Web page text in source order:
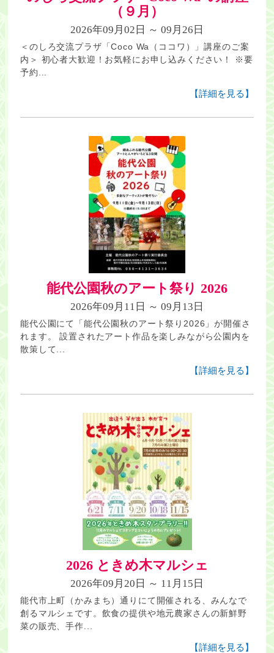
（９月）
2026年09月02日 ～ 09月26日
＜のしろ交流プラザ「Coco Wa（ココワ）」講座のご案
内＞ 初心者大歓迎！お気軽にお申し込みください！ ※要
予約...
【詳細を見る】
能代公園秋のアート祭り 2026
2026年09月11日 ～ 09月13日
能代公園にて「能代公園秋のアート祭り2026」が開催さ
れます。 設置されたアート作品を楽しみながら公園内を
散策して...
【詳細を見る】
2026 ときめ木マルシェ
2026年09月20日 ～ 11月15日
能代市上町（かみまち）通りにて開催される、みんなで
創るマルシェです。飲食の提供や地元農家さんの新鮮野
菜の販売、手作...
【詳細を見る】